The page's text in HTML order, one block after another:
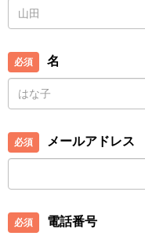
名
メールアドレス
電話番号